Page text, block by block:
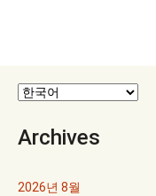
Archives
2026년 8월